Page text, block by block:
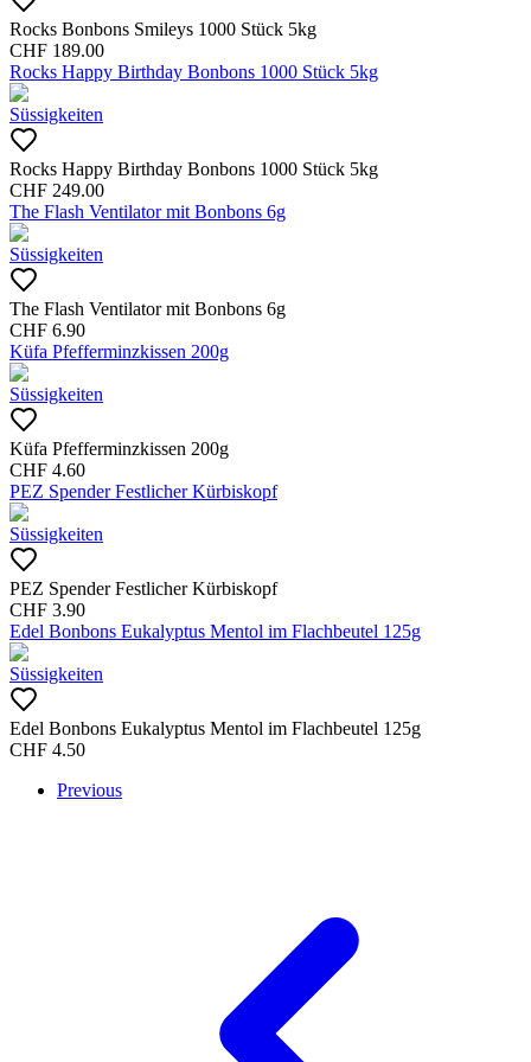
Rocks Bonbons Smileys 1000 Stück 5kg
CHF 189.00
Rocks Happy Birthday Bonbons 1000 Stück 5kg
Süssigkeiten
Rocks Happy Birthday Bonbons 1000 Stück 5kg
CHF 249.00
The Flash Ventilator mit Bonbons 6g
Süssigkeiten
The Flash Ventilator mit Bonbons 6g
CHF 6.90
Küfa Pfefferminzkissen 200g
Süssigkeiten
Küfa Pfefferminzkissen 200g
CHF 4.60
PEZ Spender Festlicher Kürbiskopf
Süssigkeiten
PEZ Spender Festlicher Kürbiskopf
CHF 3.90
Edel Bonbons Eukalyptus Mentol im Flachbeutel 125g
Süssigkeiten
Edel Bonbons Eukalyptus Mentol im Flachbeutel 125g
CHF 4.50
Previous